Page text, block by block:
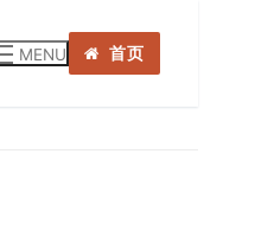
MENU 首页